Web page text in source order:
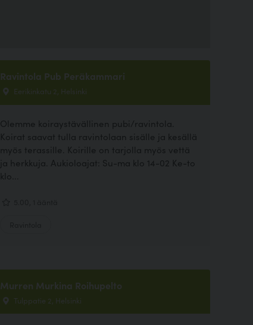
Ravintola Pub Peräkammari
Eerikinkatu 2, Helsinki
Olemme koiraystävällinen pubi/ravintola.
Koirat saavat tulla ravintolaan sisälle ja kesällä
myös terassille. Koirille on tarjolla myös vettä
ja herkkuja. Aukioloajat: Su-ma klo 14-02 Ke-to
klo...
Murren Murkina Roihupelto
Tulppatie 2, Helsinki